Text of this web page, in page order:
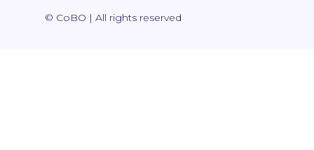
© CoBO | All rights reserved